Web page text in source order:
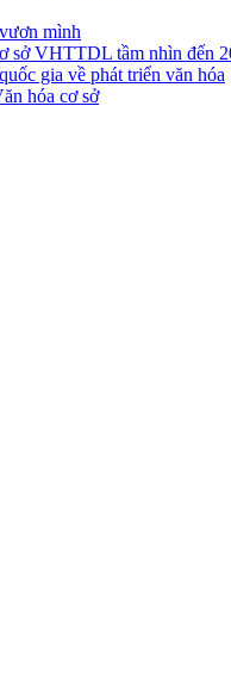
mình
sở VHTTDL tầm nhìn đến
gia về phát triển văn hóa
hóa cơ sở